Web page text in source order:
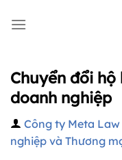
qua
Chuyển đổi
doanh nghiệp
Công ty Meta Law
nghiệp và Thương